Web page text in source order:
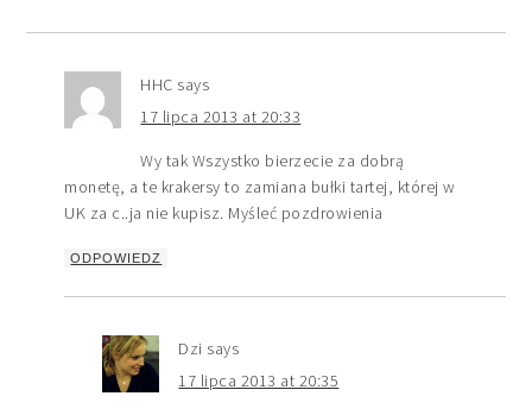
HHC says
17 lipca 2013 at 20:33
Wy tak Wszystko bierzecie za dobrą
monetę, a te krakersy to zamiana bułki tartej, której w
UK za c..ja nie kupisz. Myśleć pozdrowienia
ODPOWIEDZ
Dzi says
17 lipca 2013 at 20:35